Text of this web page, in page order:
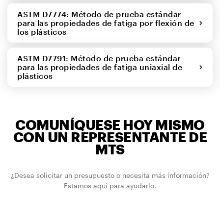
ASTM D7774: Método de prueba estándar
para las propiedades de fatiga por flexión de
los plásticos
ASTM D7791: Método de prueba estándar
para las propiedades de fatiga uniaxial de
plásticos
COMUNÍQUESE HOY MISMO
CON UN REPRESENTANTE DE
MTS
¿Desea solicitar un presupuesto o necesita más información?
Estamos aquí para ayudarlo.